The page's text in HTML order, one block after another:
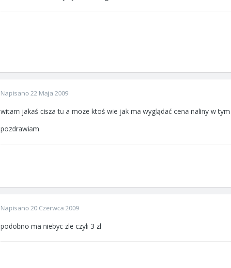
Napisano 22 Maja 2009
witam jakaś cisza tu a moze ktoś wie jak ma wyglądać cena naliny w
pozdrawiam
Napisano 20 Czerwca 2009
podobno ma niebyc zle czyli 3 zl